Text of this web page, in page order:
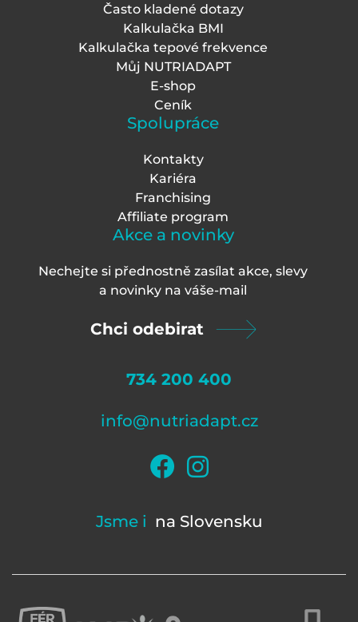
Často kladené dotazy
Kalkulačka BMI
Kalkulačka tepové frekvence
Můj NUTRIADAPT
E-shop
Ceník
Spolupráce
Kontakty
Kariéra
Franchising
Affiliate program
Akce a novinky
Nechejte si přednostně zasílat akce, slevy
a novinky na váše-mail
Chci odebirat
734 200 400
info@nutriadapt.cz
Jsme i na Slovensku